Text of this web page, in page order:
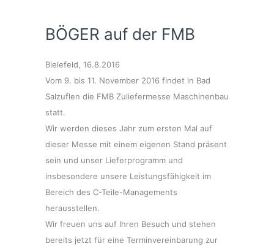
BÖGER auf der FMB
Bielefeld, 16.8.2016
Vom 9. bis 11. November 2016 findet in Bad
Salzuflen die FMB Zuliefermesse Maschinenbau
statt.
Wir werden dieses Jahr zum ersten Mal auf
dieser Messe mit einem eigenen Stand präsent
sein und unser Lieferprogramm und
insbesondere unsere Leistungsfähigkeit im
Bereich des C-Teile-Managements
herausstellen.
Wir freuen uns auf Ihren Besuch und stehen
bereits jetzt für eine Terminvereinbarung zur